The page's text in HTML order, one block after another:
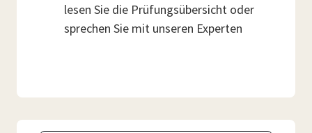
lesen Sie die Prüfungsübersicht oder
sprechen Sie mit unseren Experten